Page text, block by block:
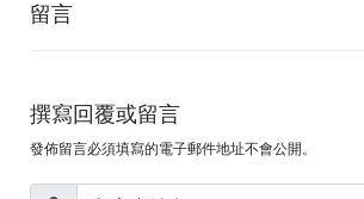
留言
撰寫回覆或留言
發佈留言必須填寫的電子郵件地址不會公開。